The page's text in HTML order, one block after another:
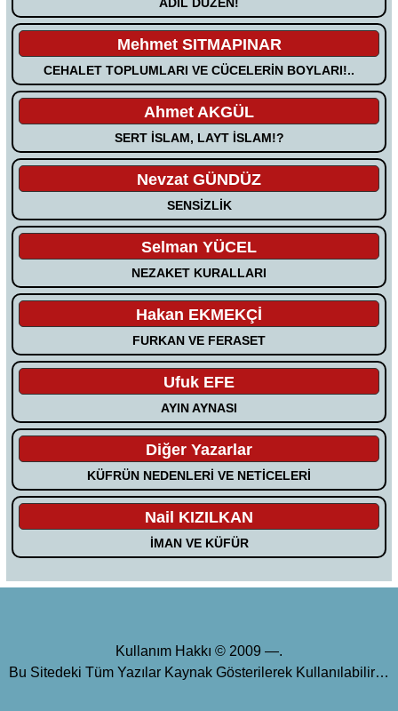
Mehmet SITMAPINAR
CEHALET TOPLUMLARI VE CÜCELERİN BOYLARI!..
Ahmet AKGÜL
SERT İSLAM, LAYT İSLAM!?
Nevzat GÜNDÜZ
SENSİZLİK
Selman YÜCEL
NEZAKET KURALLARI
Hakan EKMEKÇİ
FURKAN VE FERASET
Ufuk EFE
AYIN AYNASI
Diğer Yazarlar
KÜFRÜN NEDENLERİ VE NETİCELERİ
Nail KIZILKAN
İMAN VE KÜFÜR
Kullanım Hakkı © 2009 —.
Bu Sitedeki Tüm Yazılar Kaynak Gösterilerek Kullanılabilir…